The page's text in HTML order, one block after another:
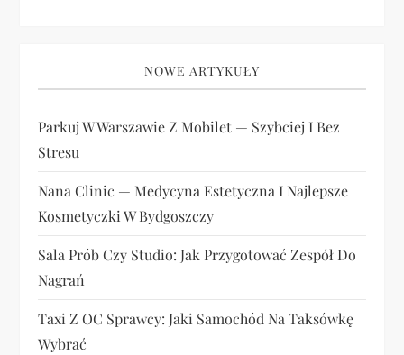
NOWE ARTYKUŁY
Parkuj W Warszawie Z Mobilet — Szybciej I Bez
Stresu
Nana Clinic — Medycyna Estetyczna I Najlepsze
Kosmetyczki W Bydgoszczy
Sala Prób Czy Studio: Jak Przygotować Zespół Do
Nagrań
Taxi Z OC Sprawcy: Jaki Samochód Na Taksówkę
Wybrać